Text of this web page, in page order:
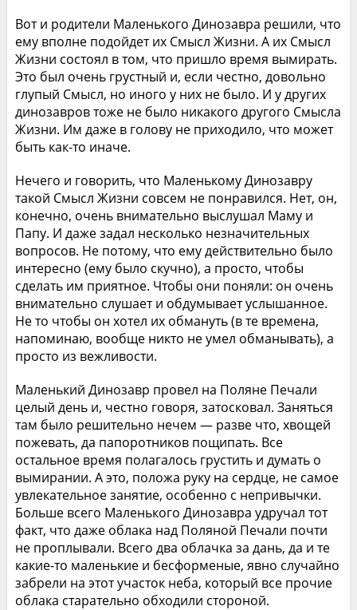
Вот и родители Маленького Динозавра решили, что
ему вполне подойдет их Смысл Жизни. А их Смысл
Жизни состоял в том, что пришло время вымирать.
Это был очень грустный и, если честно, довольно
глупый Смысл, но иного у них не было. И у других
динозавров тоже не было никакого другого Смысла
Жизни. Им даже в голову не приходило, что может
быть как-то иначе.
Нечего и говорить, что Маленькому Динозавру
такой Смысл Жизни совсем не понравился. Нет, он,
конечно, очень внимательно выслушал Маму и
Папу. И даже задал несколько незначительных
вопросов. Не потому, что ему действительно было
интересно (ему было скучно), а просто, чтобы
сделать им приятное. Чтобы они поняли: он очень
внимательно слушает и обдумывает услышанное.
Не то чтобы он хотел их обмануть (в те времена,
напоминаю, вообще никто не умел обманывать), а
просто из вежливости.
Маленький Динозавр провел на Поляне Печали
целый день и, честно говоря, затосковал. Заняться
там было решительно нечем — разве что, хвощей
пожевать, да папоротников пощипать. Все
остальное время полагалось грустить и думать о
вымирании. А это, положа руку на сердце, не самое
увлекательное занятие, особенно с непривычки.
Больше всего Маленького Динозавра удручал тот
факт, что даже облака над Поляной Печали почти
не проплывали. Всего два облачка за дань, да и те
какие-то маленькие и бесформеные, явно случайно
забрели на этот участок неба, который все прочие
облака старательно обходили стороной.